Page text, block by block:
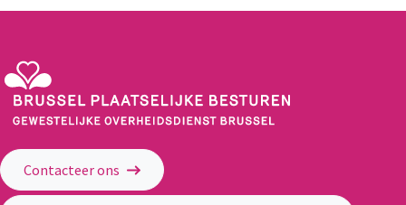
Contacteer ons